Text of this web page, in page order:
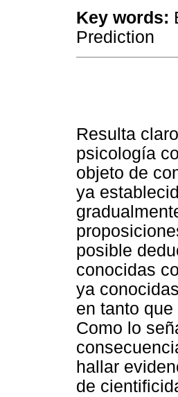
Key words:
Prediction
Resulta
psicología
objeto de
ya
posible
conocidas
ya
en tanto
Como lo
hallar
de